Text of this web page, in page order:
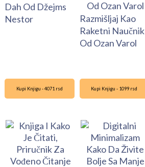
Dah Od Džejms
Nestor
Razmišljaj Kao
Raketni Naučnik
Od Ozan Varol
Kupi Knjigu - 4071 rsd Kupi Knjigu - 1099 rsd